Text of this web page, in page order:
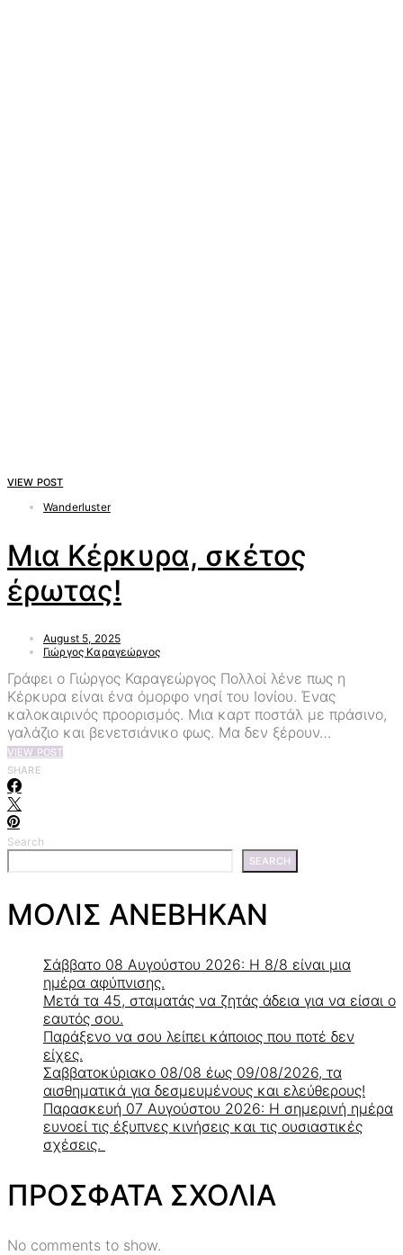
VIEW POST
Wanderluster
Μια Κέρκυρα, σκέτος
έρωτας!
August 5, 2025
Γιώργος Καραγεώργος
Γράφει ο Γιώργος Καραγεώργος Πολλοί λένε πως η
Κέρκυρα είναι ένα όμορφο νησί του Ιονίου. Ένας
καλοκαιρινός προορισμός. Μια καρτ ποστάλ με πράσινο,
γαλάζιο και βενετσιάνικο φως. Μα δεν ξέρουν…
VIEW POST
SHARE
Search
SEARCH
ΜΟΛΙΣ ΑΝΕΒΗΚΑΝ
Σάββατο 08 Αυγούστου 2026: Η 8/8 είναι μια
ημέρα αφύπνισης.
Μετά τα 45, σταματάς να ζητάς άδεια για να είσαι ο
εαυτός σου.
Παράξενο να σου λείπει κάποιος που ποτέ δεν
είχες.
Σαββατοκύριακο 08/08 έως 09/08/2026, τα
αισθηματικά για δεσμευμένους και ελεύθερους!
Παρασκευή 07 Αυγούστου 2026: Η σημερινή ημέρα
ευνοεί τις έξυπνες κινήσεις και τις ουσιαστικές
σχέσεις.
ΠΡΟΣΦΑΤΑ ΣΧΟΛΙΑ
No comments to show.